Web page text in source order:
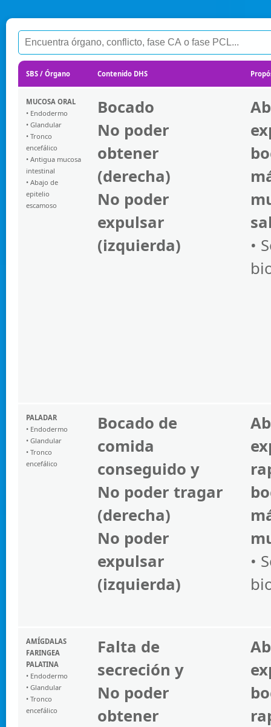
SBS / Órgano Contenido DHS
MUCOSA ORAL
• Endodermo
• Glandular
• Tronco
encefálico
• Antigua mucosa
intestinal
• Abajo de
epitelio
escamoso
Bocado
No poder
obtener
(derecha)
No poder
expulsar
(izquierda)
•
PALADAR
• Endodermo
• Glandular
• Tronco
encefálico
Bocado de
comida
conseguido y
No poder tragar
(derecha)
No poder
expulsar
(izquierda)
•
AMÍGDALAS
FARINGEA
PALATINA
• Endodermo
• Glandular
• Tronco
encefálico
Falta de
secreción y
No poder
obtener